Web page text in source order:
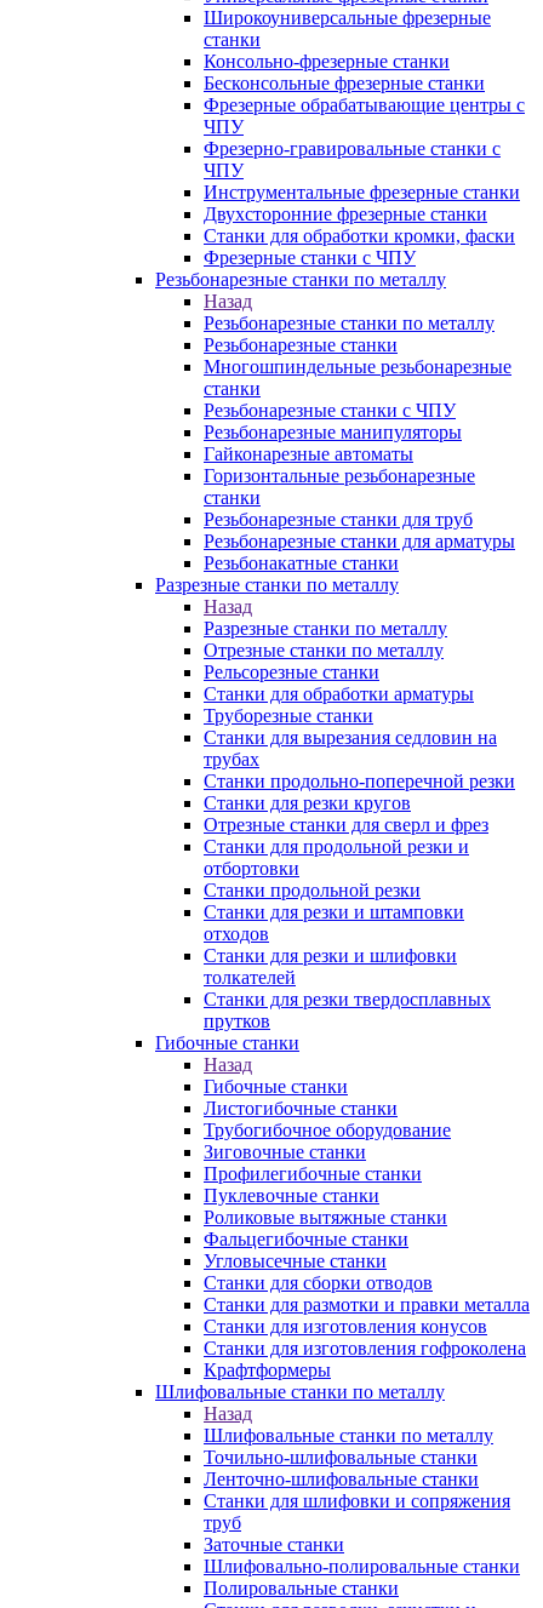
Широкоуниверсальные фрезерные
станки
Консольно-фрезерные станки
Бесконсольные фрезерные станки
Фрезерные обрабатывающие центры с
ЧПУ
Фрезерно-гравировальные станки с
ЧПУ
Инструментальные фрезерные станки
Двухсторонние фрезерные станки
Станки для обработки кромки, фаски
Фрезерные станки с ЧПУ
Резьбонарезные станки по металлу
Назад
Резьбонарезные станки по металлу
Резьбонарезные станки
Многошпиндельные резьбонарезные
станки
Резьбонарезные станки с ЧПУ
Резьбонарезные манипуляторы
Гайконарезные автоматы
Горизонтальные резьбонарезные
станки
Резьбонарезные станки для труб
Резьбонарезные станки для арматуры
Резьбонакатные станки
Разрезные станки по металлу
Назад
Разрезные станки по металлу
Отрезные станки по металлу
Рельсорезные станки
Станки для обработки арматуры
Труборезные станки
Станки для вырезания седловин на
трубаx
Станки продольно-поперечной резки
Станки для резки кругов
Отрезные станки для сверл и фрез
Станки для продольной резки и
отбортовки
Станки продольной резки
Станки для резки и штамповки
отходов
Станки для резки и шлифовки
толкателей
Станки для резки твердосплавных
прутков
Гибочные станки
Назад
Гибочные станки
Листогибочные станки
Трубогибочное оборудование
Зиговочные станки
Профилегибочные станки
Пуклевочные станки
Роликовые вытяжные станки
Фальцегибочные станки
Угловысечные станки
Станки для сборки отводов
Станки для размотки и правки металла
Станки для изготовления конусов
Станки для изготовления гофроколена
Крафтформеры
Шлифовальные станки по металлу
Назад
Шлифовальные станки по металлу
Точильно-шлифовальные станки
Ленточно-шлифовальные станки
Станки для шлифовки и сопряжения
труб
Заточные станки
Шлифовально-полировальные станки
Полировальные станки